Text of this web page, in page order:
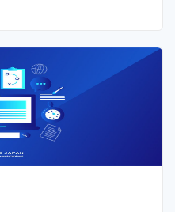
きな関心事となっていま